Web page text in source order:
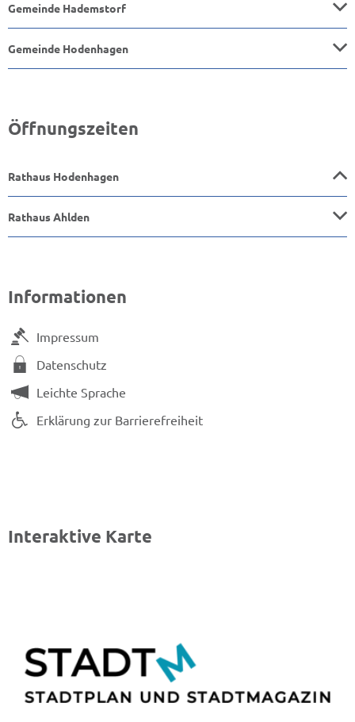
Gemeinde Hademstorf
Gemeinde Hodenhagen
Öffnungszeiten
Rathaus Hodenhagen
Rathaus Ahlden
Informationen
Impressum
Datenschutz
Leichte Sprache
Erklärung zur Barrierefreiheit
Interaktive Karte